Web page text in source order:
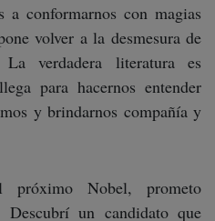
a conformarnos con magias
volver a la desmesura de
verdadera literatura es
para hacernos entender
y brindarnos compañía y
próximo Nobel, prometo
un candidato que